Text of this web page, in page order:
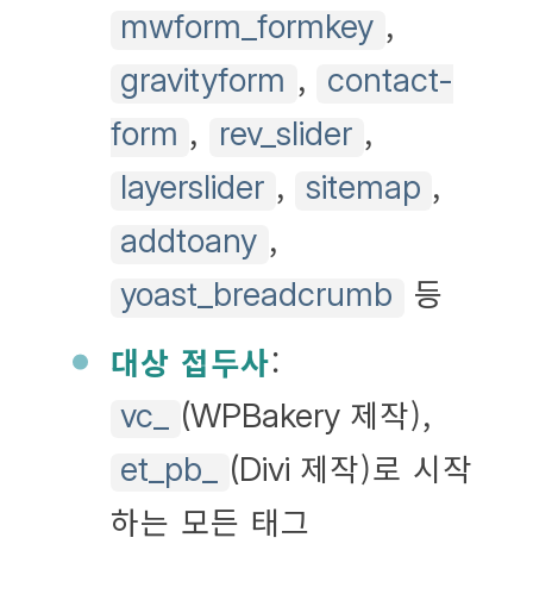
mwform_formkey ,
gravityform , contact-
form , rev_slider ,
layerslider , sitemap ,
addtoany ,
yoast_breadcrumb 등
대상 접두사:
vc_ (WPBakery 제작),
et_pb_ (Divi 제작)로 시작
하는 모든 태그